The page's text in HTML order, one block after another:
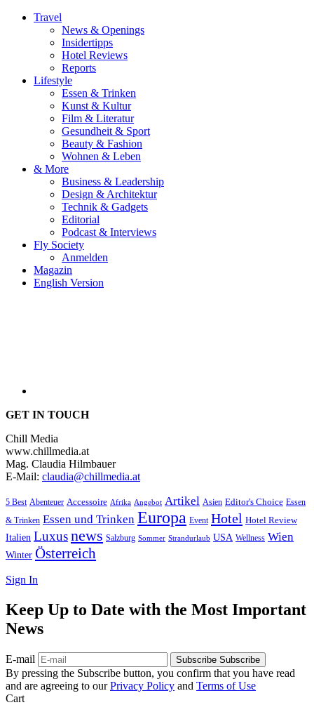
Travel
News & Openings
Insidertipps
Hotel Reviews
Reports
Lifestyle
Essen & Trinken
Kunst & Kultur
Film & Literatur
Gesundheit & Sport
Beauty & Fashion
Wohnen & Leben
& More
Business & Leadership
Design & Architektur
Technik & Gadgets
Editorial
Podcast & Interviews
Fly Society
Anmelden
Magazin
English Version
GET IN TOUCH
Chill Media
www.chillmedia.at
Mag. Claudia Hilmbauer
E-Mail: claudia@chillmedia.at
5 Best Abenteuer Accessoire Afrika Angebot Artikel Asien Editor's Choice Essen
& Trinken Essen und Trinken Europa Event Hotel Hotel Review
Italien Luxusnews Salzburg Sommer Strandurlaub USA Wellness Wien
Winter Österreich
Sign In
Keep Up to Date with the Most Important
News
E-mail Subscribe Subscribe
By pressing the Subscribe button, you confirm that you have read
and are agreeing to ourPrivacy Policy and Terms of Use
Cart